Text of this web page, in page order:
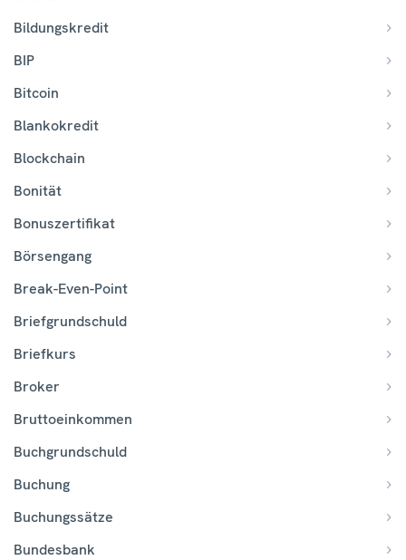
Bildungskredit
BIP
Bitcoin
Blankokredit
Blockchain
Bonität
Bonuszertifikat
Börsengang
Break-Even-Point
Briefgrundschuld
Briefkurs
Broker
Bruttoeinkommen
Buchgrundschuld
Buchung
Buchungssätze
Bundesbank